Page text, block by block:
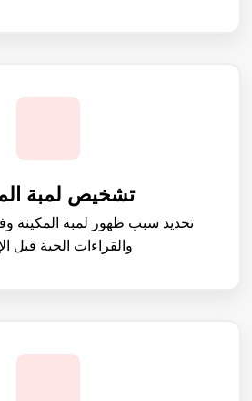
تشخيص لمبة
تحديد سبب ظهور لمبة
والقراءات الحية قبل